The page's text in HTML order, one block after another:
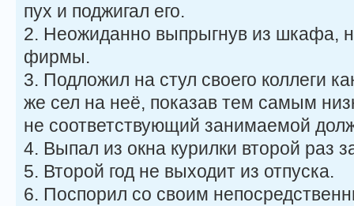
пух и поджигал его.
2. Неожиданно выпрыгнув из шкафа,
фирмы.
3. Подложил на стул своего коллеги
же сел на неё, показав тем самым
не соответствующий занимаемой
4. Выпал из окна курилки второй раз
5. Второй год не выходит из отпуска.
6. Поспорил со своим